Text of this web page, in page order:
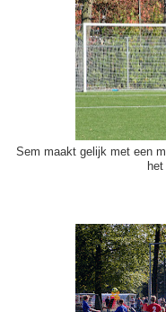
Sem maakt gelijk met een